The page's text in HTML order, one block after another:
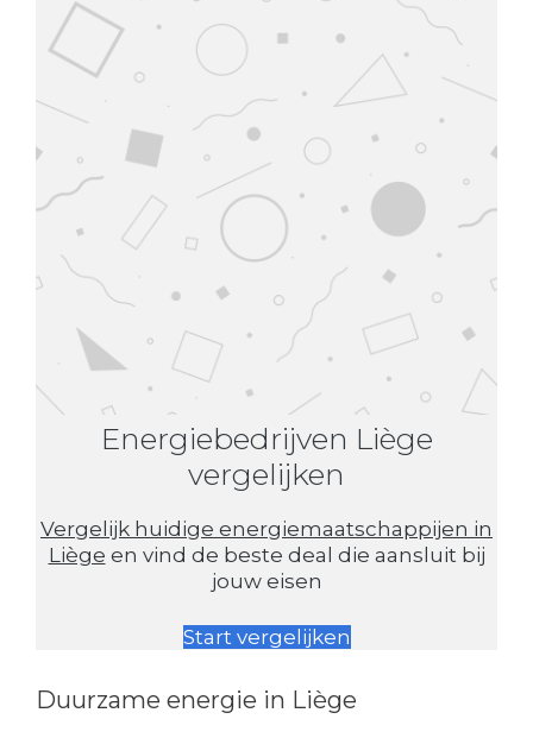
Energiebedrijven Liège
vergelijken
Vergelijk huidige energiemaatschappijen in
Liège en vind de beste deal die aansluit bij
jouw eisen
Start vergelijken
Duurzame energie in Liège